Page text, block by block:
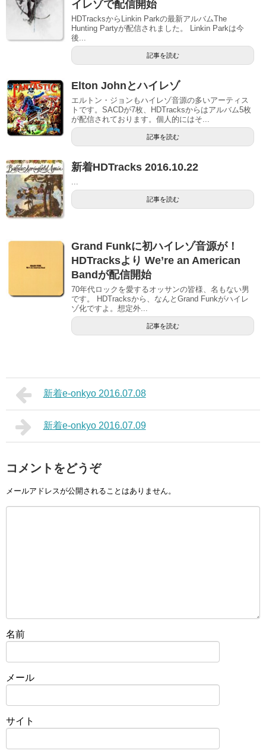
イレゾで配信開始
HDTracksからLinkin Parkの最新アルバムThe
Hunting Partyが配信されました。 Linkin Parkは今
後...
記事を読む
Elton Johnとハイレゾ
エルトン・ジョンもハイレゾ音源の多いアーティス
トです。SACDが7枚、HDTracksからはアルバム5枚
が配信されております。個人的にはそ...
記事を読む
新着HDTracks 2016.10.22
記事を読む
Grand Funkに初ハイレゾ音源が！
HDTracksより We’re an American
Bandが配信開始
70年代ロックを愛するオッサンの皆様、名もない男
です。 HDTracksから、なんとGrand Funkがハイレ
ゾ化ですよ。想定外...
記事を読む
新着e-onkyo 2016.07.08
新着e-onkyo 2016.07.09
コメントをどうぞ
メールアドレスが公開されることはありません。
名前
メール
サイト